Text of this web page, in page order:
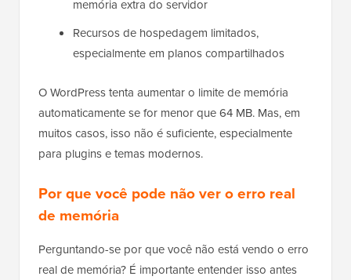
memória extra do servidor
Recursos de hospedagem limitados,
especialmente em planos compartilhados
O WordPress tenta aumentar o limite de memória
automaticamente se for menor que 64 MB. Mas, em
muitos casos, isso não é suficiente, especialmente
para plugins e temas modernos.
Por que você pode não ver o erro real
de memória
Perguntando-se por que você não está vendo o erro
real de memória? É importante entender isso antes